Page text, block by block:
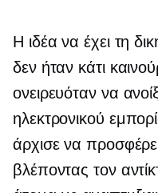
Η ιδέα να έχει τη
δεν ήταν κάτι
ονειρευόταν να
ηλεκτρονικού
άρχισε να
βλέποντας τον